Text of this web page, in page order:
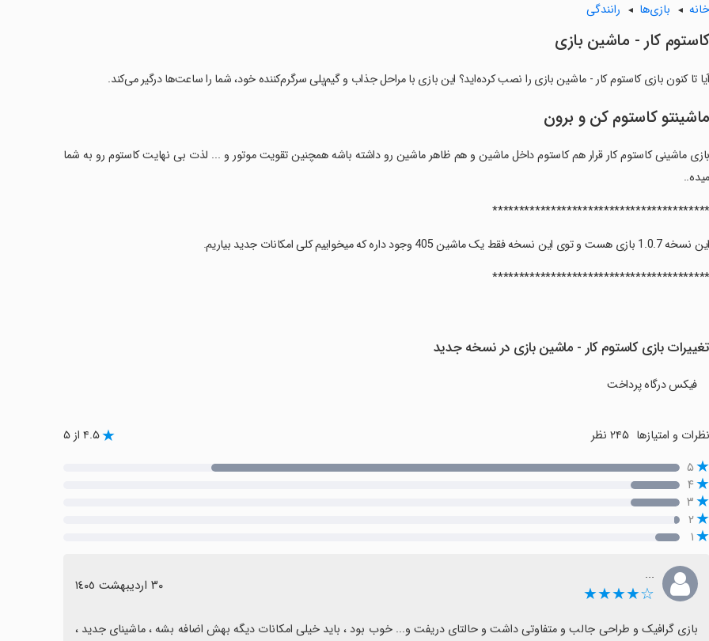
خانه بازی‌ها رانندگی
‏‏‏‏کاستوم کار - ماشین بازی
آیا تا کنون بازی ‏‏‏‏کاستوم کار - ماشین بازی را نصب کرده‌اید؟ این بازی با مراحل جذاب و گیم‌پلی سرگرم‌کننده خود، شما را ساعت‌ها درگیر می‌کند.
ماشینتو کاستوم کن و برون
‏‏‏‏بازی ماشینی کاستوم کار قرار هم کاستوم داخل ماشین و هم ظاهر ماشین رو داشته باشه همچنین تقویت موتور و ... لذت بی نهایت کاستوم رو به شما
میده..
‏‏‏‏*****************************************
‏‏‏‏این نسخه 1.0.7 بازی هست و توی این نسخه فقط یک ماشین 405 وجود داره که میخواییم کلی امکانات جدید بیاریم.
‏‏‏‏*****************************************
تغییرات بازی ‏‏‏‏کاستوم کار - ماشین بازی در نسخه جدید
فیکس درگاه پرداخت
نظرات و امتیازها ۲۴۵ نظر ۴.۵ از ۵
۵
۴
۳
۲
۱
...
☆★★★★ ٣٠ اردیبهشت ١٤٠٥